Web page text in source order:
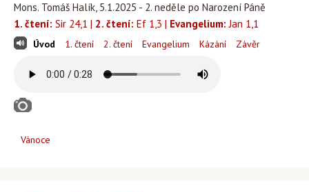
Mons. Tomáš Halík, 5.1.2025 - 2. neděle po Narození Páně
1. čtení: Sir 24,1 | 2. čtení: Ef 1,3 | Evangelium: Jan 1,1
Úvod 1. čtení 2. čtení Evangelium Kázání Závěr
Vánoce